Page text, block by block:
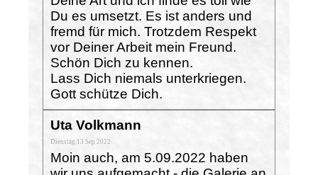
Du es umsetzt. Es ist anders und
fremd für mich. Trotzdem Respekt
vor Deiner Arbeit mein Freund.
Schön Dich zu kennen.
Lass Dich niemals unterkriegen.
Gott schütze Dich.
Uta Volkmann
Dienstag 13 Sep 2022
Moin auch, am 5.09.2022 haben